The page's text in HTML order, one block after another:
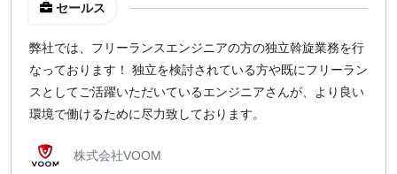
セールス
弊社では、フリーランスエンジニアの方の独立斡旋業務を行
なっております！ 独立を検討されている方や既にフリーラン
スとしてご活躍いただいているエンジニアさんが、より良い
環境で働けるために尽力致しております。
株式会社VOOM